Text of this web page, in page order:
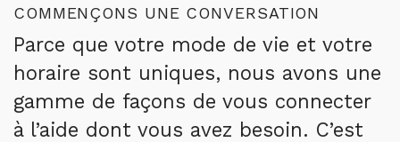
COMMENÇONS UNE CONVERSATION
Parce que votre mode de vie et votre
horaire sont uniques, nous avons une
gamme de façons de vous connecter
à l’aide dont vous avez besoin. C’est